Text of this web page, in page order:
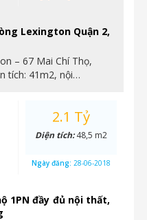
Lexington Quận 2,
– 67 Mai Chí Thọ,
tích: 41m2, nội…
1PN đầy đủ nội thất,
2.1 Tỷ
Diện tích:48,5 m2
Ngày đăng: 28-06-2018